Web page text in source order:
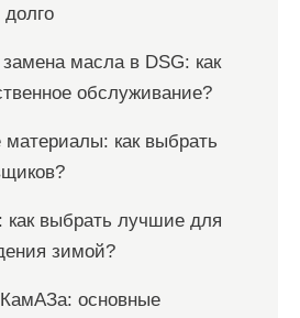
масла в DSG: как
обслуживание?
как выбрать
выбрать лучшие для
зимой?
основные